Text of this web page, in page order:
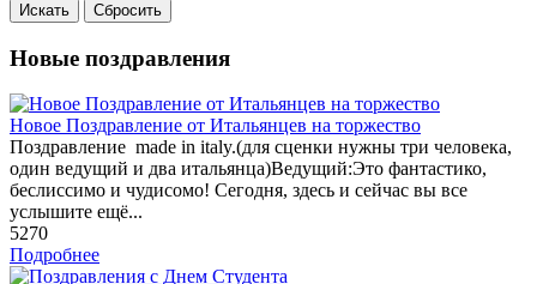
Новые поздравления
Новое Поздравление от Итальянцев на торжество
Поздравление made in italy.(для сценки нужны три человека,
один ведущий и два итальянца)Ведущий:Это фантастико,
беслиссимо и чудисомо! Сегодня, здесь и сейчас вы все
услышите ещё...
5270
Подробнее